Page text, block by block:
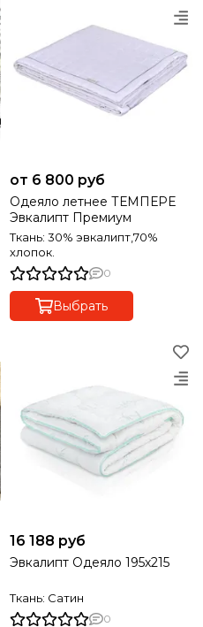
от 6 800 руб
Одеяло летнее ТЕМПЕРЕ
Эвкалипт Премиум
Ткань: 30% эвкалипт,70%
хлопок.
0
Выбрать
16 188 руб
Эвкалипт Одеяло 195х215
Ткань: Сатин
0